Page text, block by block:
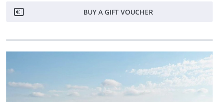
BUY A GIFT VOUCHER